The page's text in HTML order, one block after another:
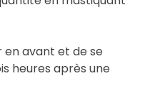
en avant et de se
heures après une